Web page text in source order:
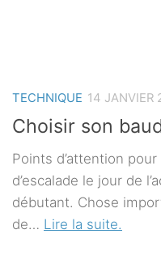
TECHNIQUE 14 JANVIER
Choisir son
Points d’attention
d’escalade le jour de
débutant. Chose
de… Lire la suite.